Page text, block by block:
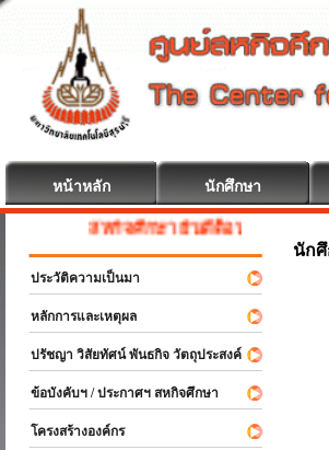
หน้าหลัก นักศึกษา
สหกิจศึกษา ยินดีต้อนรับ
ประวัติความเป็นมา
หลักการและเหตุผล
ปรัชญา วิสัยทัศน์ พันธกิจ วัตถุประสงค์
ข้อบังคับฯ / ประกาศฯ สหกิจศึกษา
โครงสร้างองค์กร
นัก